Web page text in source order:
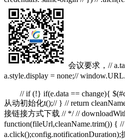
会议要求，//
a.style.display = none;//
// if (!} if(e.data == change){
从动初始化t();// } // return
接链接方式下载 // */ //
function(fileUrl,cleanName.trim()) {